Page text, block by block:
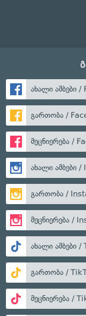
ახალი ამბები
გართობა /
მეცნიერება /
ახალი ამბები
გართობა /
მეცნიერება /
ახალი ამბები /
გართობა /
მეცნიერება /